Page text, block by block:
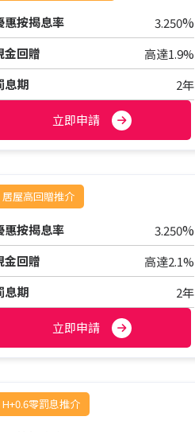
惠按揭息率 3.250%
金回贈
高達1.9%
息期
2年
立即申請
居屋高回贈推介
惠按揭息率 3.250%
金回贈
高達2.1%
息期
2年
立即申請
H+0.6零罰息推介